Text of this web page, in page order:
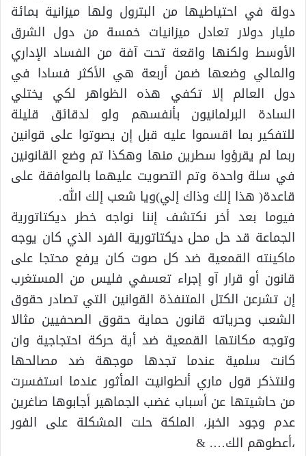
دولة في احتياطيها من البترول ولها ميزانية بمائة
مليار دولار تعادل ميزانيات خمسة من دول الشرق
الأوسط ولكنها واقعة تحت آفة من الفساد الإداري
والمالي وضعها ضمن أربعة هي الأكثر فسادا في
دول العالم إلا تكفي هذه الظواهر لكي يختلي
السادة البرلمانيون بأنفسهم ولو لدقائق قليلة
للتفكير بما اقسموا عليه قبل إن يصوتوا على قوانين
ربما لم يقرؤوا سطرين منها وهكذا تم وضع القانونين
في سلة واحدة وتم التصويت عليهما بالموافقة على
قاعدة( هذا إلك وذاك إلي)ويا شعب إلك الله.
فيوما بعد أخر نكتشف إننا نواجه خطر ديكتاتورية
الجماعة قد حل محل ديكتاتورية الفرد الذي كان يوجه
ماكينته القمعية ضد كل صوت كان يرفع محتجا على
قانون أو قرار آو إجراء تعسفي فليس من المستغرب
إن تشرعن الكتل المتنفذة القوانين التي تصادر حقوق
الشعب وحرياته قانون حماية حقوق الصحفيين مثالا
وتوجه مكانتها القمعية ضد أية حركة احتجاجية وان
كانت سلمية عندما تجدها موجهة ضد مصالحها
ولنتذكر قول ماري أنطوانيت المأثور عندما استفسرت
من حاشيتها عن أسباب غضب الجماهير أجابوها صاغرين
عدم وجود الخبز، الملكة حلت المشكلة على الفور
،أعطوهم الك…. &